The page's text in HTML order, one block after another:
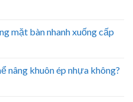
mặt bàn nhanh xuống cấp
nâng khuôn ép nhựa không?